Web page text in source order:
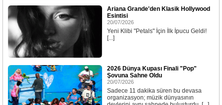
Ariana Grande'den Klasik Hollywood
Esintisi
20/07/2026
Yeni Klibi "Petals" İçin İlk İpucu Geldi!
[...]
2026 Dünya Kupası Finali "Pop"
Şovuna Sahne Oldu
20/07/2026
Sadece 11 dakika süren bu devasa
organizasyon; müzik dünyasının